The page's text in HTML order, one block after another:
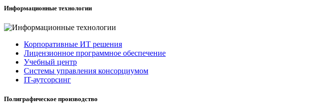
Информационные технологии
Корпоративные ИТ решения
Лицензионное программное обеспечение
Учебный центр
Системы управления консорциумом
IT-аутсорсинг
Полиграфическое производство